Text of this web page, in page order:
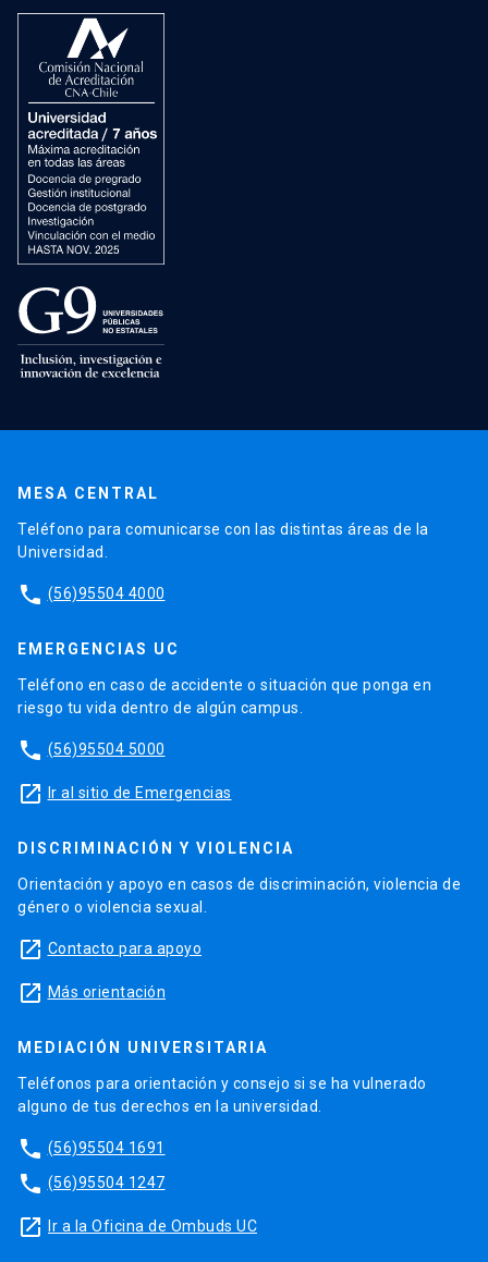
MESA CENTRAL
Teléfono para comunicarse con las distintas áreas de la
Universidad.
phone (56)95504 4000
EMERGENCIAS UC
Teléfono en caso de accidente o situación que ponga en
riesgo tu vida dentro de algún campus.
phone (56)95504 5000
launch Ir al sitio de Emergencias
DISCRIMINACIÓN Y VIOLENCIA
Orientación y apoyo en casos de discriminación, violencia de
género o violencia sexual.
launch Contacto para apoyo
launch Más orientación
MEDIACIÓN UNIVERSITARIA
Teléfonos para orientación y consejo si se ha vulnerado
alguno de tus derechos en la universidad.
phone (56)95504 1691
phone (56)95504 1247
launch Ir a la Oficina de Ombuds UC